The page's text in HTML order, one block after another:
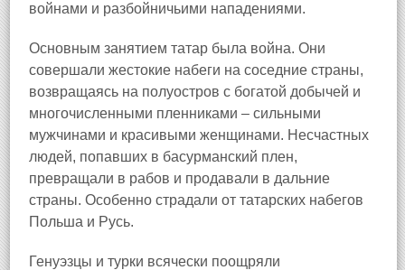
войнами и разбойничьими нападениями.
Основным занятием татар была война. Они
совершали жестокие набеги на соседние страны,
возвращаясь на полуостров с богатой добычей и
многочисленными пленниками – сильными
мужчинами и красивыми женщинами. Несчастных
людей, попавших в басурманский плен,
превращали в рабов и продавали в дальние
страны. Особенно страдали от татарских набегов
Польша и Русь.
Генуэзцы и турки всячески поощряли